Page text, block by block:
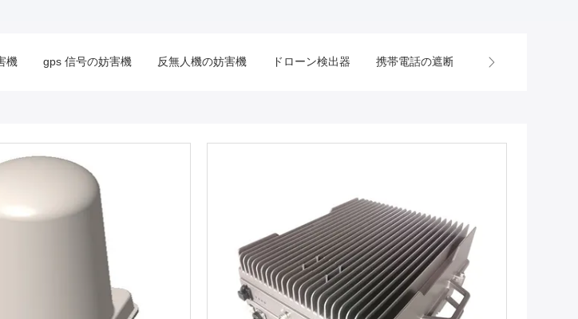
gps 信号の妨害機 反無人機の妨害機 ドローン検出器 携帯電話の遮断 RFの電力増幅器モジュ